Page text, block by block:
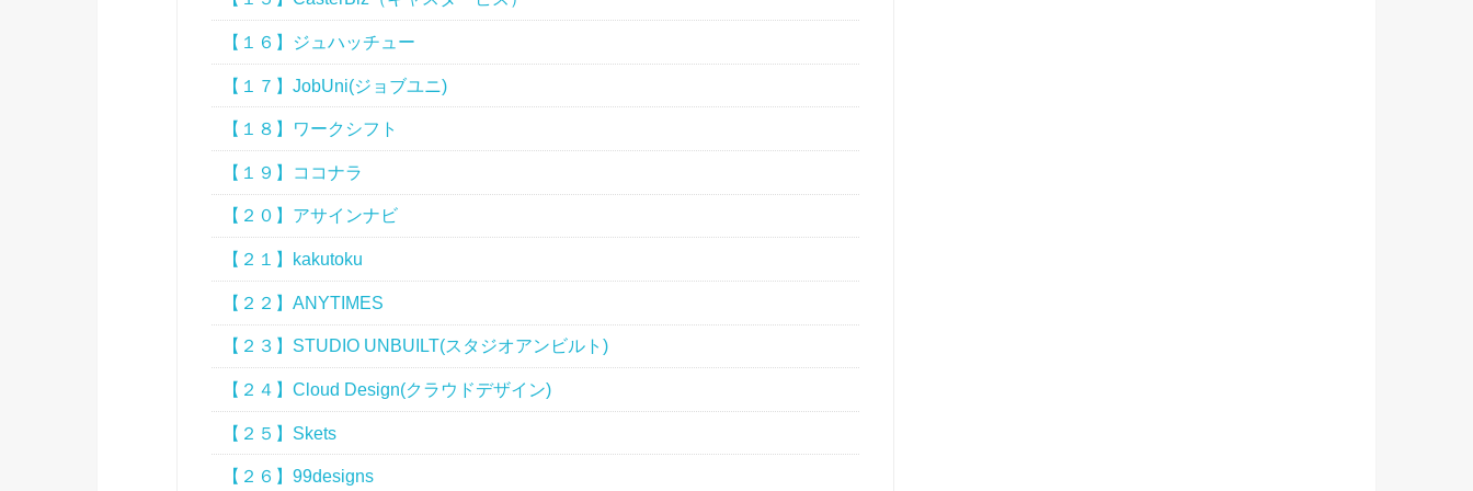
【１６】ジュハッチュー
【１７】JobUni(ジョブユニ)
【１８】ワークシフト
【１９】ココナラ
【２０】アサインナビ
【２１】kakutoku
【２２】ANYTIMES
【２３】STUDIO UNBUILT(スタジオアンビルト)
【２４】Cloud Design(クラウドデザイン)
【２５】Skets
【２６】99designs